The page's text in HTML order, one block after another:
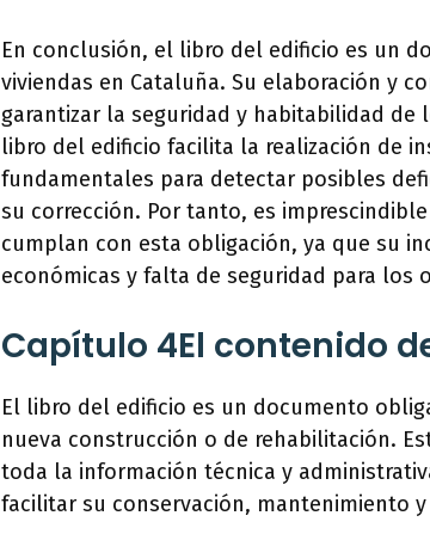
En conclusión, el libro del edificio es un
viviendas en Cataluña. Su elaboración y
garantizar la seguridad y habitabilidad
libro del edificio facilita la realización de
fundamentales para detectar posibles
su corrección. Por tanto, es
cumplan con esta obligación, ya que su
económicas y falta de seguridad para los
Capítulo 4El contenido
El libro del edificio es un documento
nueva construcción o de rehabilitación.
toda la información técnica y
facilitar su conservación, mantenimiento